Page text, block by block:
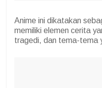
Anime ini dikatakan
memiliki elemen cerita
tragedi, dan tema-tema